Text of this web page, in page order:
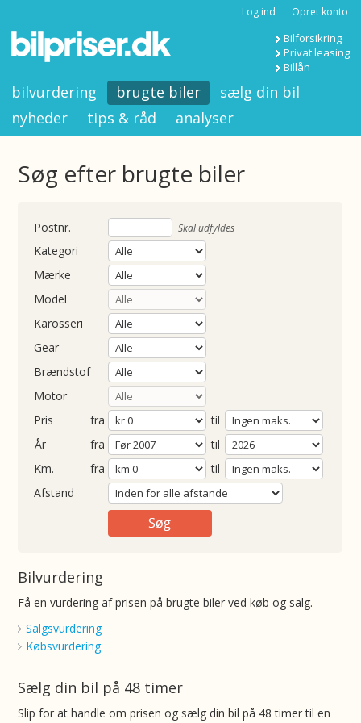
Log ind Opret konto
Bilforsikring
Privat leasing
Billån
bilvurdering brugte biler
sælg din bil
nyheder
tips & råd analyser
Søg efter brugte biler
Skal udfyldes
Kategori
Mærke
Model
Karosseri
Gear
Brændstof
Motor
Pris
fra
til
fra
til
fra
til
Afstand
Bilvurdering
Få en vurdering af prisen på brugte biler ved køb og salg.
Salgsvurdering
Købsvurdering
Sælg din bil på 48 timer
Slip for at handle om prisen og sælg din bil på 48 timer til en